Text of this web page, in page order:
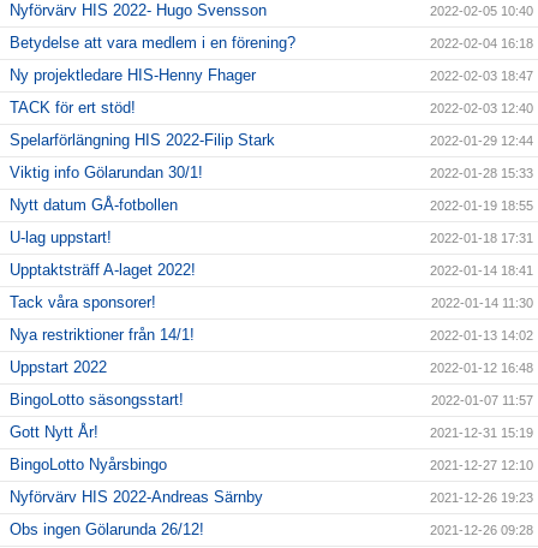
Nyförvärv HIS 2022- Hugo Svensson 2022-02-05 10:40
Betydelse att vara medlem i en förening? 2022-02-04 16:18
Ny projektledare HIS-Henny Fhager 2022-02-03 18:47
TACK för ert stöd! 2022-02-03 12:40
Spelarförlängning HIS 2022-Filip Stark 2022-01-29 12:44
Viktig info Gölarundan 30/1! 2022-01-28 15:33
Nytt datum GÅ-fotbollen 2022-01-19 18:55
U-lag uppstart! 2022-01-18 17:31
Upptaktsträff A-laget 2022! 2022-01-14 18:41
Tack våra sponsorer! 2022-01-14 11:30
Nya restriktioner från 14/1! 2022-01-13 14:02
Uppstart 2022 2022-01-12 16:48
BingoLotto säsongsstart! 2022-01-07 11:57
Gott Nytt År! 2021-12-31 15:19
BingoLotto Nyårsbingo 2021-12-27 12:10
Nyförvärv HIS 2022-Andreas Särnby 2021-12-26 19:23
Obs ingen Gölarunda 26/12! 2021-12-26 09:28